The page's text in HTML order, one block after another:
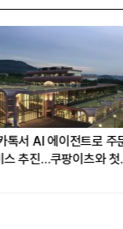
[HD현대의 AI-2]
내비게이션 '오션와